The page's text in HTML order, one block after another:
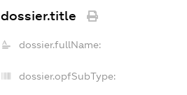
dossier.title
dossier.fullName:
dossier.opfSubType: